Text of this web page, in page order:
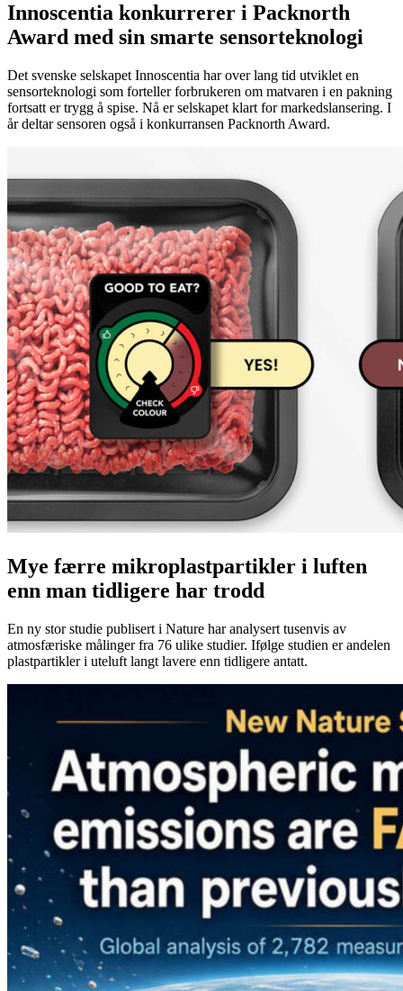
Innoscentia konkurrerer i Packnorth
Award med sin smarte sensorteknologi
Det svenske selskapet Innoscentia har over lang tid utviklet en
sensorteknologi som forteller forbrukeren om matvaren i en pakning
fortsatt er trygg å spise. Nå er selskapet klart for markedslansering. I
år deltar sensoren også i konkurransen Packnorth Award.
Mye færre mikroplastpartikler i luften
enn man tidligere har trodd
En ny stor studie publisert i Nature har analysert tusenvis av
atmosfæriske målinger fra 76 ulike studier. Ifølge studien er andelen
plastpartikler i uteluft langt lavere enn tidligere antatt.